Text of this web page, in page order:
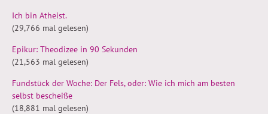
Ich bin Atheist.
(29,766 mal gelesen)
Epikur: Theodizee in 90 Sekunden
(21,563 mal gelesen)
Fundstück der Woche: Der Fels, oder: Wie ich mich am besten
selbst bescheiße
(18,881 mal gelesen)